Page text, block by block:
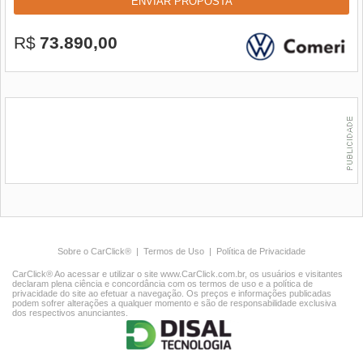
R$ 73.890,00
Sobre o CarClick® | Termos de Uso | Política de Privacidade
CarClick® Ao acessar e utilizar o site www.CarClick.com.br, os usuários e visitantes
declaram plena ciência e concordância com os termos de uso e a política de
privacidade do site ao efetuar a navegação. Os preços e informações publicadas
podem sofrer alterações a qualquer momento e são de responsabilidade exclusiva
dos respectivos anunciantes.